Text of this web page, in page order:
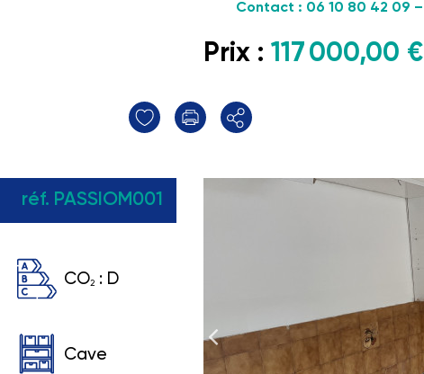
Contact : 06 10 80 42 09 –
Prix : 117 000,00 €
réf. PASSIOM001
CO2 : D
Cave